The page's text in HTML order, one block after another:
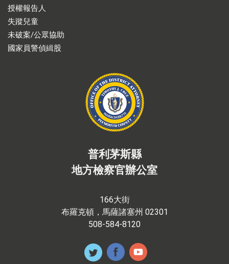
授權報告人
失蹤兒童
未破案/公眾協助
國家員警偵緝股
普利茅斯縣
地方檢察官辦公室
166大街
布羅克頓，馬薩諸塞州 02301
508-584-8120